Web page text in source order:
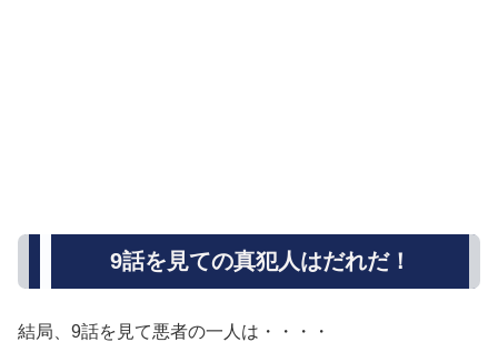
9話を見ての真犯人はだれだ！
結局、9話を見て悪者の一人は・・・・